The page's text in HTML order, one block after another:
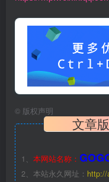
© 版权声明
文章
1、 本网站名称：
2、本站永久网址： http://